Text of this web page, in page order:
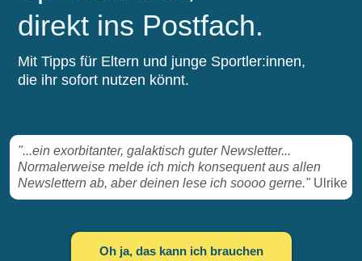
direkt ins Postfach.
Mit Tipps für Eltern und junge Sportler:innen,
die ihr sofort nutzen könnt.
"...ein exorbitanter, galaktisch guter Newsletter...
Normalerweise melde ich mich konsequent aus allen
Newslettern ab, aber deinen lese ich soooo gerne."Ulrike
Oh ja, das kann ich brauchen